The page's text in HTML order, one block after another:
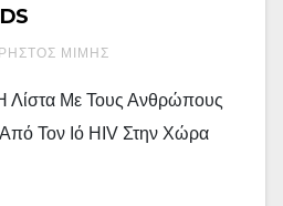
ΜΊΜΗΣ
Λίστα Με Τους Ανθρώπους
Τον Ιό HIV Στην Χώρα